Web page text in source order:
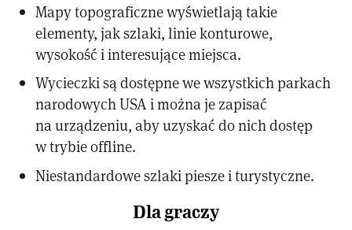
Mapy topograficzne wyświetlają takie
elementy, jak szlaki, linie konturowe,
wysokość i interesujące miejsca.
Wycieczki są dostępne we wszystkich parkach
narodowych USA i można je zapisać
na urządzeniu, aby uzyskać do nich dostęp
w trybie offline.
Niestandardowe szlaki piesze i turystyczne.
Dla graczy